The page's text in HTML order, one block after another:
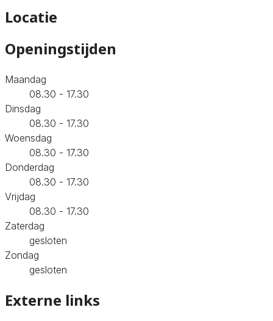
Locatie
Openingstijden
Maandag
08.30 - 17.30
Dinsdag
08.30 - 17.30
Woensdag
08.30 - 17.30
Donderdag
08.30 - 17.30
Vrijdag
08.30 - 17.30
Zaterdag
gesloten
Zondag
gesloten
Externe links